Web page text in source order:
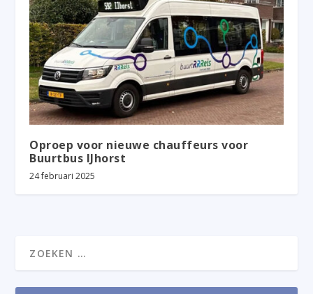
Oproep voor nieuwe chauffeurs voor
Buurtbus IJhorst
24 februari 2025